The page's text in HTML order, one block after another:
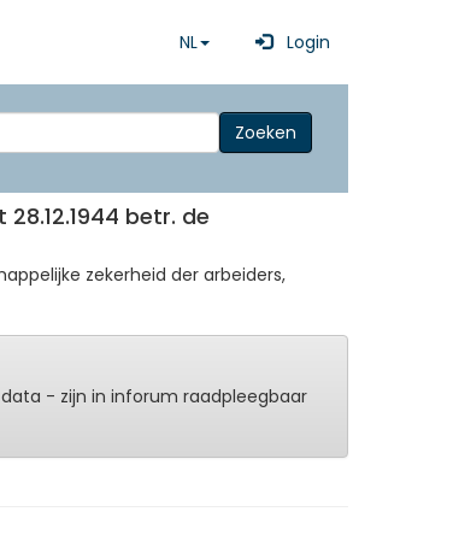
NL Login
Zoeken
betr. de
zekerheid der arbeiders,
- zijn in inforum raadpleegbaar